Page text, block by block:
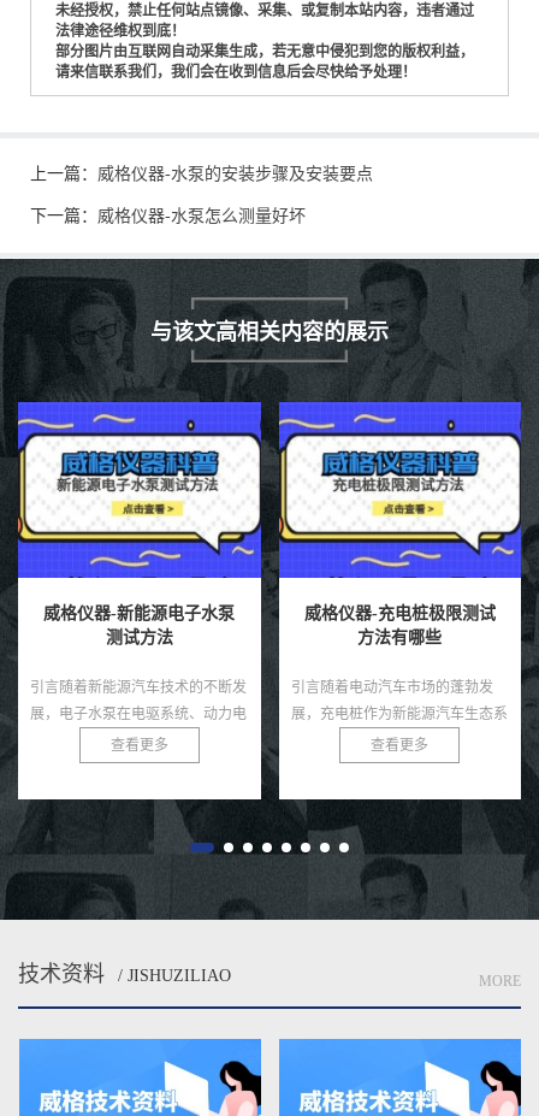
未经授权，禁止任何站点镜像、采集、或复制本站内容，违者通过
法律途径维权到底！
部分图片由互联网自动采集生成，若无意中侵犯到您的版权利益，
请来信联系我们，我们会在收到信息后会尽快给予处理！
上一篇： 威格仪器-水泵的安装步骤及安装要点
下一篇： 威格仪器-水泵怎么测量好坏
与该文高相关内容的展示
威格仪器-新能源电子水泵
测试方法
引言随着新能源汽车技术的不断发
展，电子水泵在电驱系统、动力电
池、热管理模块等环节中起着至关
重要的冷却作用。相比传统机械水
查看更多
威格仪器-充电桩极限测试
方法有哪些
引言随着电动汽车市场的蓬勃发
展，充电桩作为新能源汽车生态系
统的核心基础设施，其性能和可靠
性直接影响用户体验和电网安全。
低...
查看更多
技术资料 / JISHUZILIAO MORE